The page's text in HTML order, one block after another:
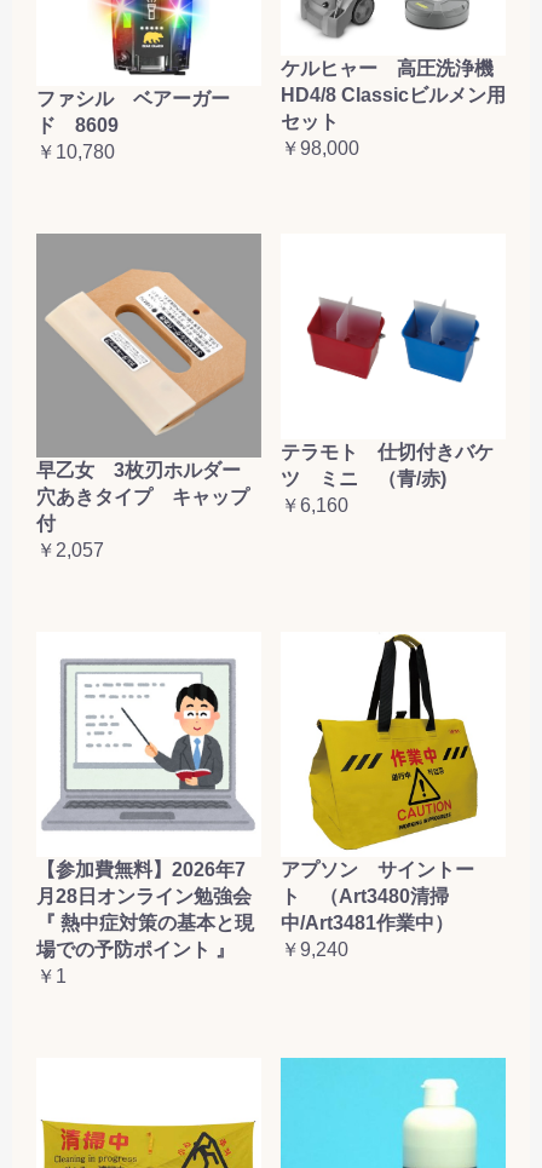
ファシル ベアーガー
ド 8609
￥10,780
ケルヒャー 高圧洗浄機
HD4/8 Classicビルメン用
セット
￥98,000
早乙女 3枚刃ホルダー
穴あきタイプ キャップ
付
￥2,057
テラモト 仕切付きバケ
ツ ミニ （青/赤)
￥6,160
【参加費無料】2026年7
月28日オンライン勉強会
『 熱中症対策の基本と現
場での予防ポイント 』
￥1
アプソン サイントー
ト （Art3480清掃
中/Art3481作業中）
￥9,240